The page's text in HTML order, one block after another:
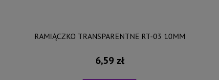
RAMIĄCZKO TRANSPARENTNE RT-03 10MM
6,59 zł